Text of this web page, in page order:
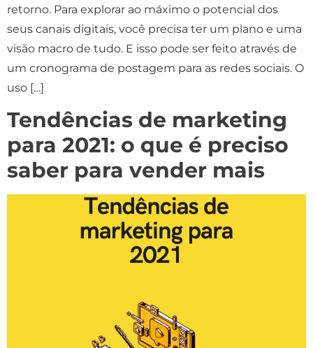
retorno. Para explorar ao máximo o potencial dos
seus canais digitais, você precisa ter um plano e uma
visão macro de tudo. E isso pode ser feito através de
um cronograma de postagem para as redes sociais. O
uso […]
Tendências de marketing
para 2021: o que é preciso
saber para vender mais